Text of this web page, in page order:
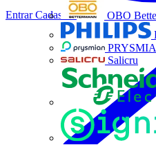
OBO
Salicru
EntrarCadastrar